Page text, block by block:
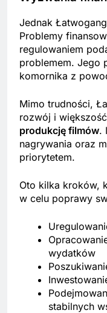
Jednak
Problemy
regulowaniem
problemem. Jego
komornika z
Mimo trudności,
rozwój i
produkcję filmów.
nagrywania oraz
priorytetem.
Oto kilka kroków,
w celu poprawy
wydatków
stabilnych